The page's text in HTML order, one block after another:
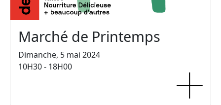
Marché de Printemps
Dimanche, 5 mai 2024
10H30 - 18H00